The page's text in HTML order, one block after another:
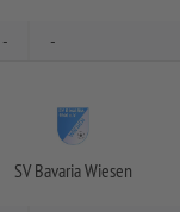
- -
SV Bavaria Wiesen